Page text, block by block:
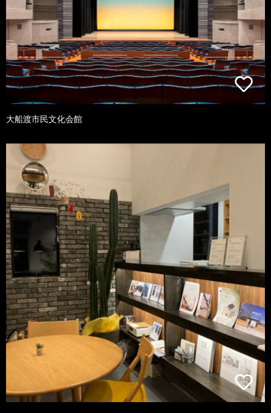
大船渡市民文化会館